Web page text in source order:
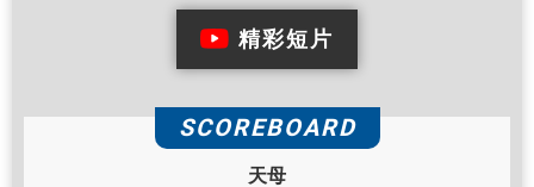
精彩短片
SCOREBOARD
天母